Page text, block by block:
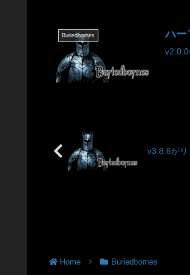
Buriedbornes ハー
v3.8.6がリ
Home Buriedbornes